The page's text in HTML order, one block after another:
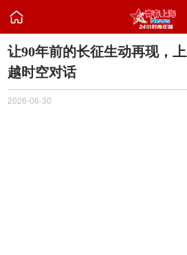

让90年前的长征生动再现，
越时空对话
2026-06-30